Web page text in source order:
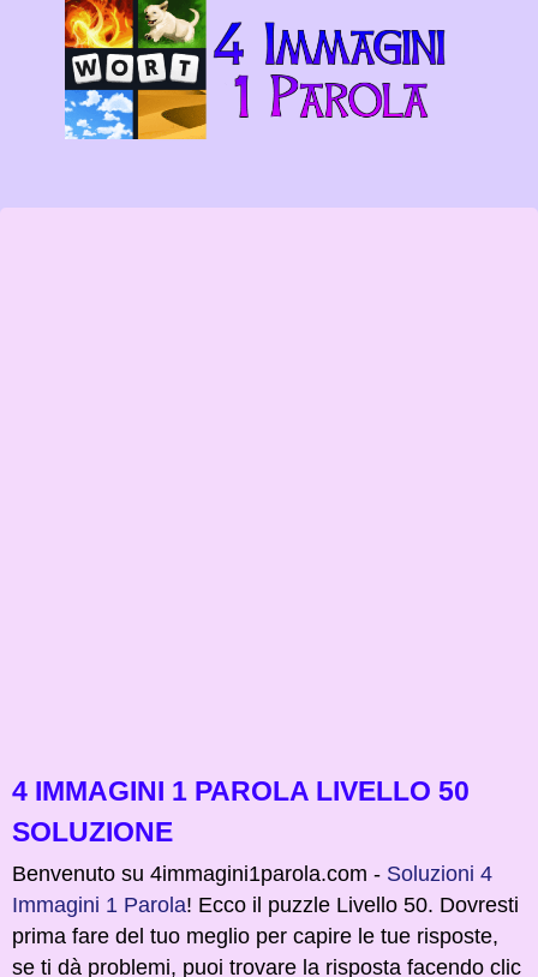
4 IMMAGINI 1 PAROLA LIVELLO 50
SOLUZIONE
Benvenuto su 4immagini1parola.com - Soluzioni 4
Immagini 1 Parola! Ecco il puzzle Livello 50. Dovresti
prima fare del tuo meglio per capire le tue risposte,
se ti dà problemi, puoi trovare la risposta facendo clic